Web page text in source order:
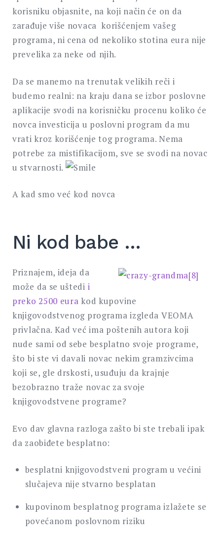
korisniku objasnite, na koji način će on da
zarađuje više novaca korišćenjem vašeg
programa, ni cena od nekoliko stotina eura nije
prevelika za neke od njih.
Da se manemo na trenutak velikih reči i
budemo realni: na kraju dana se izbor poslovne
aplikacije svodi na korisničku procenu koliko će
novca investicija u poslovni program da mu
vrati kroz korišćenje tog programa. Nema
potrebe za mistifikacijom, sve se svodi na novac
u stvarnosti.
A kad smo već kod novca
Ni kod babe …
Priznajem, ideja da
može da se uštedi i
preko 2500 eura kod kupovine
knjigovodstvenog programa izgleda VEOMA
privlačna. Kad već ima poštenih autora koji
nude sami od sebe besplatno svoje programe,
što bi ste vi davali novac nekim gramzivcima
koji se, gle drskosti, usuđuju da krajnje
bezobrazno traže novac za svoje
knjigovodstvene programe?
Evo dav glavna razloga zašto bi ste trebali ipak
da zaobiđete besplatno:
besplatni knjigovodstveni program u većini
slučajeva nije stvarno besplatan
kupovinom besplatnog programa izlažete se
povećanom poslovnom riziku